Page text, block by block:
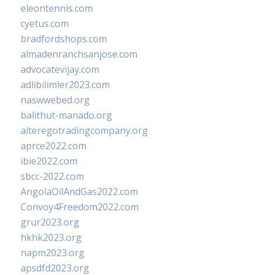
eleontennis.com
cyetus.com
bradfordshops.com
almadenranchsanjose.com
advocatevijay.com
adlibilimler2023.com
naswwebed.org
balithut-manado.org
alteregotradingcompany.org
aprce2022.com
ibie2022.com
sbcc-2022.com
AngolaOilAndGas2022.com
Convoy4Freedom2022.com
grur2023.org
hkhk2023.org
napm2023.org
apsdfd2023.org